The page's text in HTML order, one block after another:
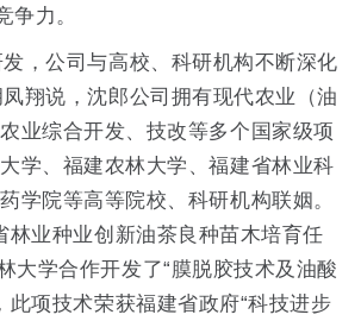
争力。
公司与高校、科研机构不断深化
翔说，沈郎公司拥有现代农业（油
业综合开发、技改等多个国家级项
学、福建农林大学、福建省林业科
学院等高等院校、科研机构联姻。
林业种业创新油茶良种苗木培育任
大学合作开发了“膜脱胶技术及油酸
此项技术荣获福建省政府“科技进步